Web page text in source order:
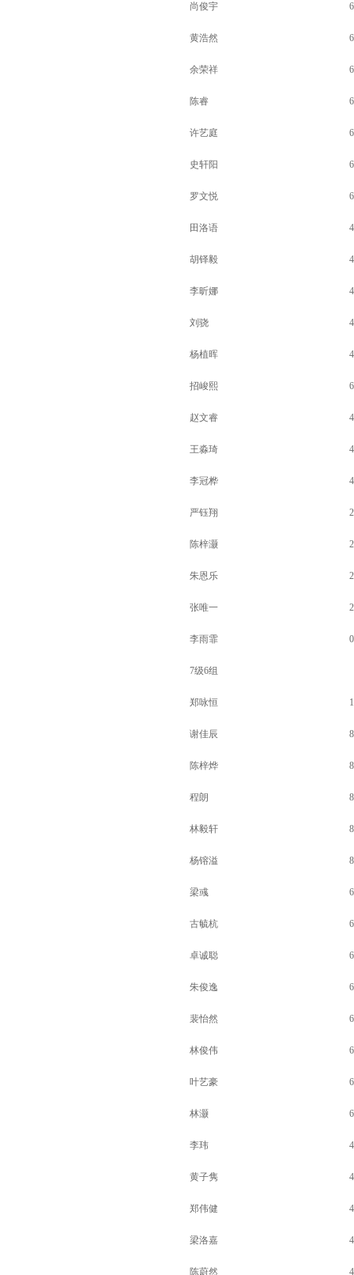
尚俊宇 6
黄浩然 6
余荣祥 6
陈睿 6
许艺庭 6
史轩阳 6
罗文悦 6
田洛语 4
胡铎毅 4
李昕娜 4
刘骁 4
杨植晖 4
招峻熙 6
赵文睿 4
王淼琦 4
李冠桦 4
严钰翔 2
陈梓灏 2
朱恩乐 2
张唯一 2
李雨霏 0
7级6组
郑咏恒
谢佳辰 8
陈梓烨 8
程朗 8
林毅轩 8
杨镕溢 8
梁彧 6
古毓杭 6
卓诚聪 6
朱俊逸 6
裴怡然 6
林俊伟 6
叶艺豪 6
林灏 6
李玮 4
黄子隽 4
郑伟健 4
梁洛嘉 4
陈蔚然 4